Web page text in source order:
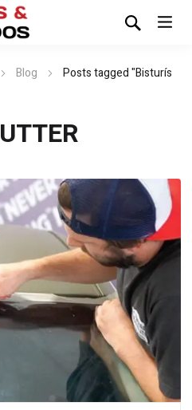
Blog
Posts tagged "Bisturís